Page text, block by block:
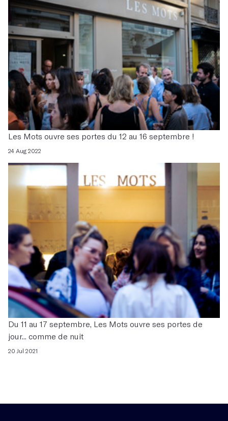
Les Mots ouvre ses portes du 12 au 16 septembre !
24 Aug 2022
Du 11 au 17 septembre, Les Mots ouvre ses portes de
jour... comme de nuit
20 Jul 2021